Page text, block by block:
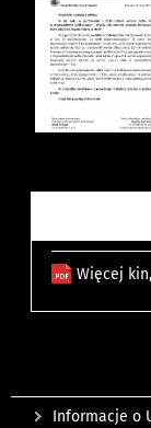
Więcej
Informacje o